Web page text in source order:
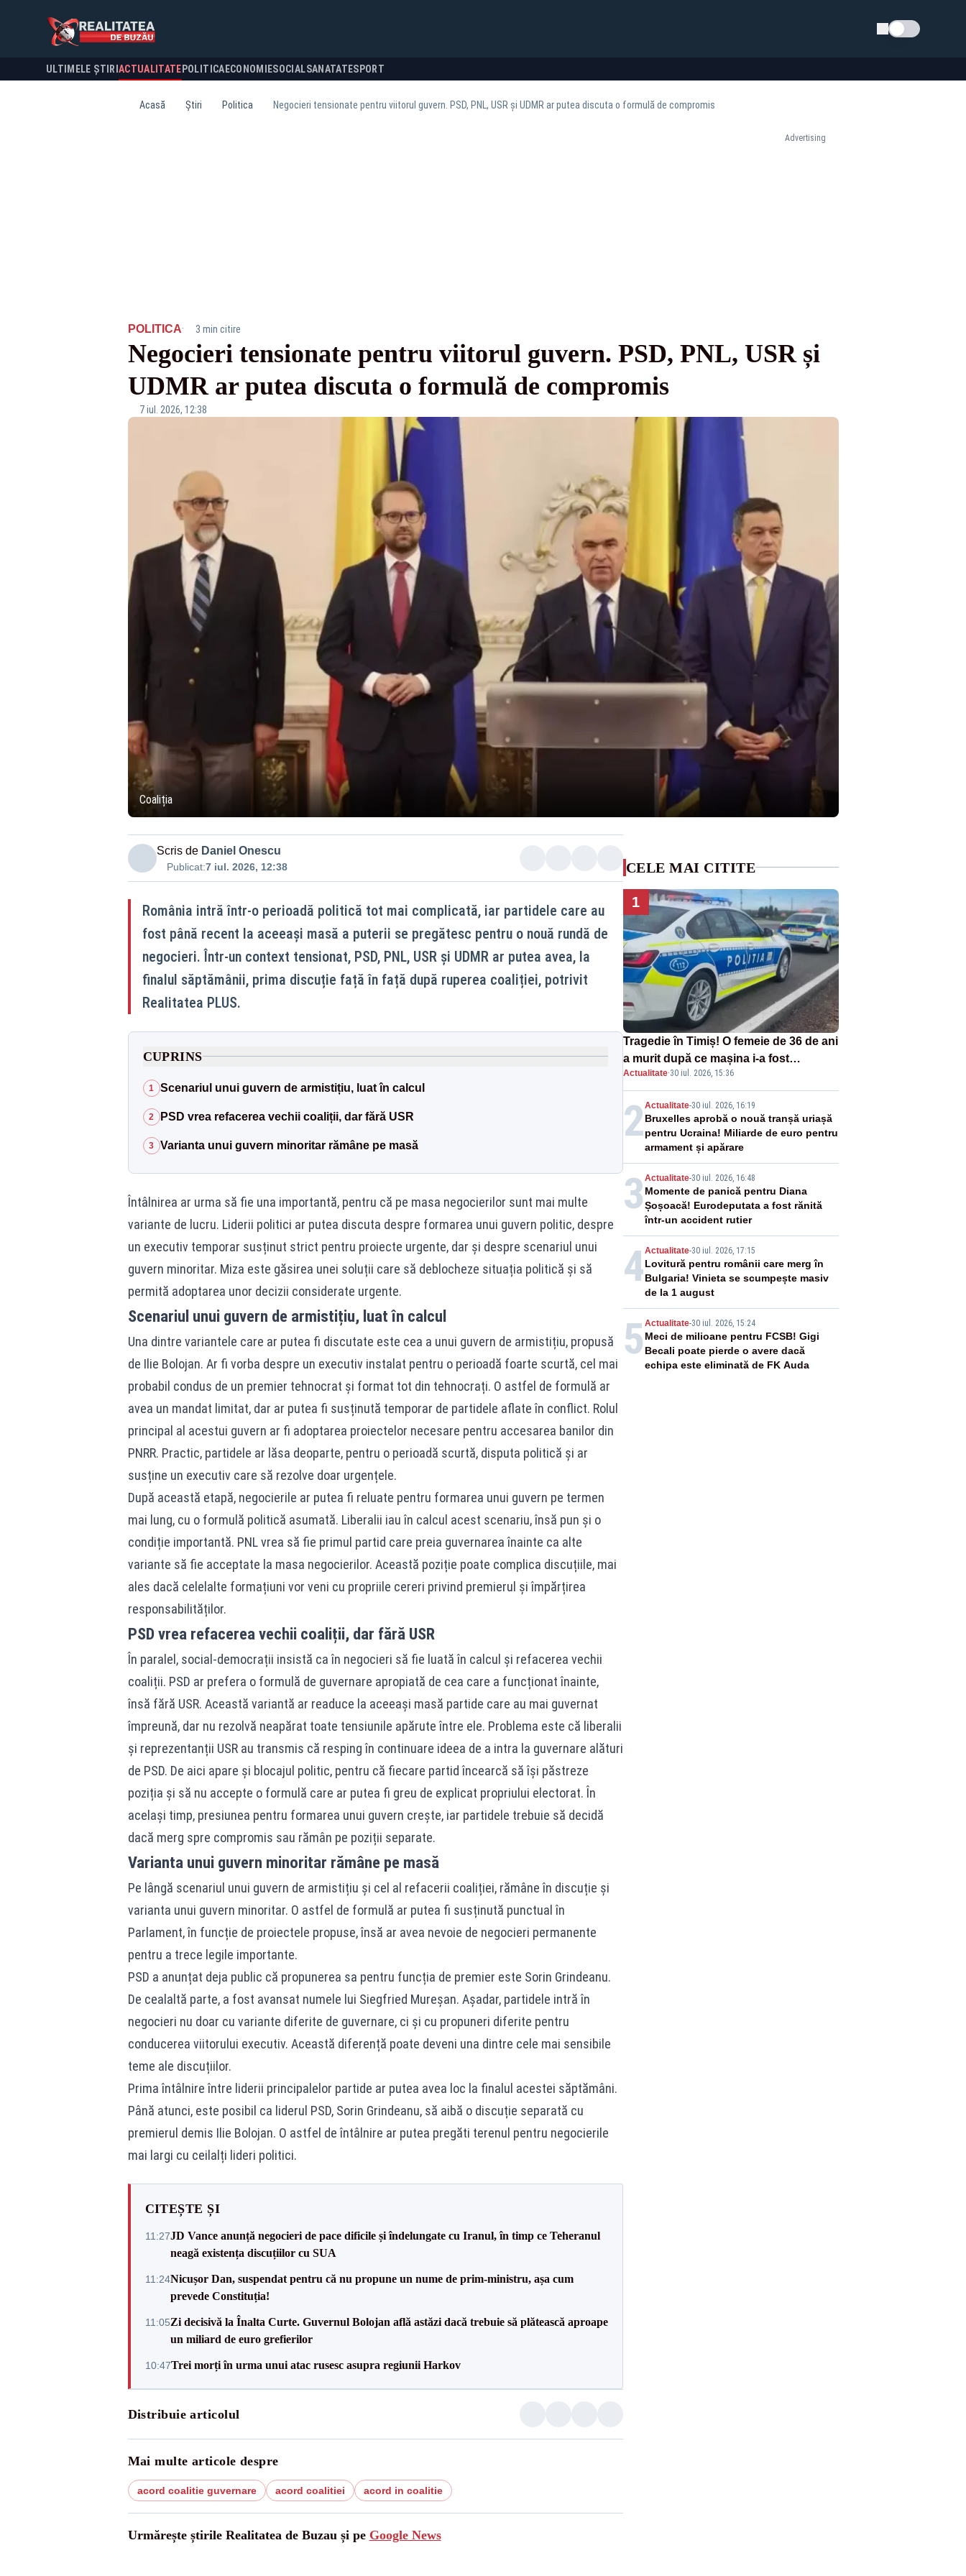
Schimba tema
ULTIMELE ȘTIRI ACTUALITATE POLITICA ECONOMIESOCIALSANATATESPORT
Acasă Știri Politica Negocieri tensionate pentru viitorul guvern. PSD, PNL, USR și UDMR ar putea discuta o formulă de compromis
Advertising
POLITICA· 3 min citire
Negocieri tensionate pentru viitorul guvern. PSD, PNL, USR și
UDMR ar putea discuta o formulă de compromis
7 iul. 2026, 12:38
Coaliția
Scris de Daniel Onescu
Publicat:7 iul. 2026, 12:38
România intră într-o perioadă politică tot mai complicată, iar partidele care au
fost până recent la aceeași masă a puterii se pregătesc pentru o nouă rundă de
negocieri. Într-un context tensionat, PSD, PNL, USR și UDMR ar putea avea, la
finalul săptămânii, prima discuție față în față după ruperea coaliției, potrivit
Realitatea PLUS.
CUPRINS
1 Scenariul unui guvern de armistițiu, luat în calcul
2 PSD vrea refacerea vechii coaliții, dar fără USR
3 Varianta unui guvern minoritar rămâne pe masă
Întâlnirea ar urma să fie una importantă, pentru că pe masa negocierilor sunt mai multe
variante de lucru. Liderii politici ar putea discuta despre formarea unui guvern politic, despre
un executiv temporar susținut strict pentru proiecte urgente, dar și despre scenariul unui
guvern minoritar. Miza este găsirea unei soluții care să deblocheze situația politică și să
permită adoptarea unor decizii considerate urgente.
Scenariul unui guvern de armistițiu, luat în calcul
Una dintre variantele care ar putea fi discutate este cea a unui guvern de armistițiu, propusă
de Ilie Bolojan. Ar fi vorba despre un executiv instalat pentru o perioadă foarte scurtă, cel mai
probabil condus de un premier tehnocrat și format tot din tehnocrați. O astfel de formulă ar
avea un mandat limitat, dar ar putea fi susținută temporar de partidele aflate în conflict. Rolul
principal al acestui guvern ar fi adoptarea proiectelor necesare pentru accesarea banilor din
PNRR. Practic, partidele ar lăsa deoparte, pentru o perioadă scurtă, disputa politică și ar
susține un executiv care să rezolve doar urgențele.
După această etapă, negocierile ar putea fi reluate pentru formarea unui guvern pe termen
mai lung, cu o formulă politică asumată. Liberalii iau în calcul acest scenariu, însă pun și o
condiție importantă. PNL vrea să fie primul partid care preia guvernarea înainte ca alte
variante să fie acceptate la masa negocierilor. Această poziție poate complica discuțiile, mai
ales dacă celelalte formațiuni vor veni cu propriile cereri privind premierul și împărțirea
responsabilităților.
PSD vrea refacerea vechii coaliții, dar fără USR
În paralel, social-democrații insistă ca în negocieri să fie luată în calcul și refacerea vechii
coaliții. PSD ar prefera o formulă de guvernare apropiată de cea care a funcționat înainte,
însă fără USR. Această variantă ar readuce la aceeași masă partide care au mai guvernat
împreună, dar nu rezolvă neapărat toate tensiunile apărute între ele. Problema este că liberalii
și reprezentanții USR au transmis că resping în continuare ideea de a intra la guvernare alături
de PSD. De aici apare și blocajul politic, pentru că fiecare partid încearcă să își păstreze
poziția și să nu accepte o formulă care ar putea fi greu de explicat propriului electorat. În
același timp, presiunea pentru formarea unui guvern crește, iar partidele trebuie să decidă
dacă merg spre compromis sau rămân pe poziții separate.
Varianta unui guvern minoritar rămâne pe masă
Pe lângă scenariul unui guvern de armistițiu și cel al refacerii coaliției, rămâne în discuție și
varianta unui guvern minoritar. O astfel de formulă ar putea fi susținută punctual în
Parlament, în funcție de proiectele propuse, însă ar avea nevoie de negocieri permanente
pentru a trece legile importante.
PSD a anunțat deja public că propunerea sa pentru funcția de premier este Sorin Grindeanu.
De cealaltă parte, a fost avansat numele lui Siegfried Mureșan. Așadar, partidele intră în
negocieri nu doar cu variante diferite de guvernare, ci și cu propuneri diferite pentru
conducerea viitorului executiv. Această diferență poate deveni una dintre cele mai sensibile
teme ale discuțiilor.
Prima întâlnire între liderii principalelor partide ar putea avea loc la finalul acestei săptămâni.
Până atunci, este posibil ca liderul PSD, Sorin Grindeanu, să aibă o discuție separată cu
premierul demis Ilie Bolojan. O astfel de întâlnire ar putea pregăti terenul pentru negocierile
mai largi cu ceilalți lideri politici.
CITEȘTE ȘI
11:27JD Vance anunță negocieri de pace dificile și îndelungate cu Iranul, în timp ce Teheranul
neagă existența discuțiilor cu SUA
11:24Nicușor Dan, suspendat pentru că nu propune un nume de prim-ministru, așa cum
prevede Constituția!
11:05Zi decisivă la Înalta Curte. Guvernul Bolojan află astăzi dacă trebuie să plătească aproape
un miliard de euro grefierilor
10:47Trei morți în urma unui atac rusesc asupra regiunii Harkov
Distribuie articolul
Mai multe articole despre
acord coalitie guvernare acord coalitiei acord in coalitie
Urmărește știrile Realitatea de Buzau și pe Google News
CELE MAI CITITE
1
Tragedie în Timiș! O femeie de 36 de ani
a murit după ce mașina i-a fost
spulberată de tren
Actualitate·30 iul. 2026, 15:36
2Actualitate-30 iul. 2026, 16:19
Bruxelles aprobă o nouă tranșă uriașă
pentru Ucraina! Miliarde de euro pentru
armament și apărare
3 Actualitate-30 iul. 2026, 16:48
Momente de panică pentru Diana
Șoșoacă! Eurodeputata a fost rănită
într-un accident rutier
4Actualitate-30 iul. 2026, 17:15
Lovitură pentru românii care merg în
Bulgaria! Vinieta se scumpește masiv
de la 1 august
5 Actualitate-30 iul. 2026, 15:24
Meci de milioane pentru FCSB! Gigi
Becali poate pierde o avere dacă
echipa este eliminată de FK Auda